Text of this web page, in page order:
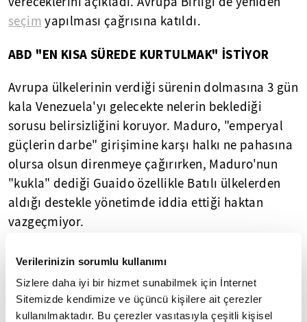
Verilerinizin sorumlu kullanımı
Sizlere daha iyi bir hizmet sunabilmek için İnternet
Sitemizde kendimize ve üçüncü kişilere ait çerezler
kullanılmaktadır. Bu çerezler vasıtasıyla çeşitli kişisel
seçim yapılması çağrısına katıldı.
ABD "EN KISA SÜREDE KURTULMAK" İSTİYOR
Avrupa ülkelerinin verdiği sürenin dolmasına 3 gün
kala Venezuela'yı gelecekte nelerin beklediği
sorusu belirsizliğini koruyor. Maduro, "emperyal
güçlerin darbe" girişimine karşı halkı ne pahasına
olursa olsun direnmeye çağırırken, Maduro'nun
"kukla" dediği Guaido özellikle Batılı ülkelerden
aldığı destekle yönetimde iddia ettiği haktan
vazgeçmiyor.
Bu şartlar altında Venezuela'da durumun nasıl
gelişeceğini tahmin etmek oldukça zor görünüyor.
Guaido'nun öne çıkarak kendisini devlet başkanı
ilan etmesi,Donald Trumpyönetiminin bu adımı